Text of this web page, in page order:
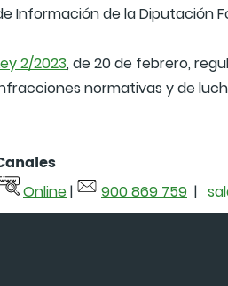
Información de la Diputación
2/2023, de 20 de febrero,
normativas y de
Online| 900 869 759 |